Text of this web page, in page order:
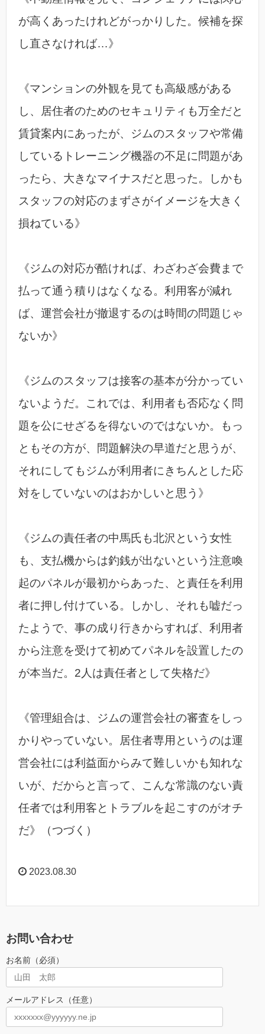
が高くあったけれどがっかりした。候補を探
し直さなければ…》
《マンションの外観を見ても高級感がある
し、居住者のためのセキュリティも万全だと
賃貸案内にあったが、ジムのスタッフや常備
しているトレーニング機器の不足に問題があ
ったら、大きなマイナスだと思った。しかも
スタッフの対応のまずさがイメージを大きく
損ねている》
《ジムの対応が酷ければ、わざわざ会費まで
払って通う積りはなくなる。利用客が減れ
ば、運営会社が撤退するのは時間の問題じゃ
ないか》
《ジムのスタッフは接客の基本が分かってい
ないようだ。これでは、利用者も否応なく問
題を公にせざるを得ないのではないか。もっ
ともその方が、問題解決の早道だと思うが、
それにしてもジムが利用者にきちんとした応
対をしていないのはおかしいと思う》
《ジムの責任者の中馬氏も北沢という女性
も、支払機からは釣銭が出ないという注意喚
起のパネルが最初からあった、と責任を利用
者に押し付けている。しかし、それも嘘だっ
たようで、事の成り行きからすれば、利用者
から注意を受けて初めてパネルを設置したの
が本当だ。2人は責任者として失格だ》
《管理組合は、ジムの運営会社の審査をしっ
かりやっていない。居住者専用というのは運
営会社には利益面からみて難しいかも知れな
いが、だからと言って、こんな常識のない責
任者では利用客とトラブルを起こすのがオチ
だ》（つづく）
2023.08.30
お問い合わせ
お名前（必須）
メールアドレス（任意）